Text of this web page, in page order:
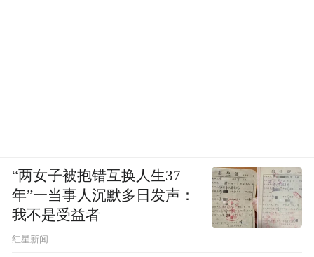
“两女子被抱错互换人生37
年”一当事人沉默多日发声：
我不是受益者
红星新闻